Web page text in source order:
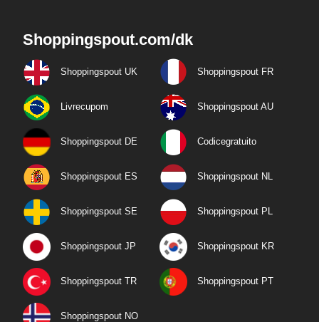
Shoppingspout.com/dk
Shoppingspout UK Shoppingspout FR
Livrecupom Shoppingspout AU
Shoppingspout DE Codicegratuito
Shoppingspout ES Shoppingspout NL
Shoppingspout SE Shoppingspout PL
Shoppingspout JP Shoppingspout KR
Shoppingspout TR Shoppingspout PT
Shoppingspout NO